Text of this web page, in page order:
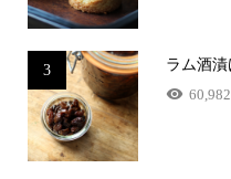
3
ラム酒